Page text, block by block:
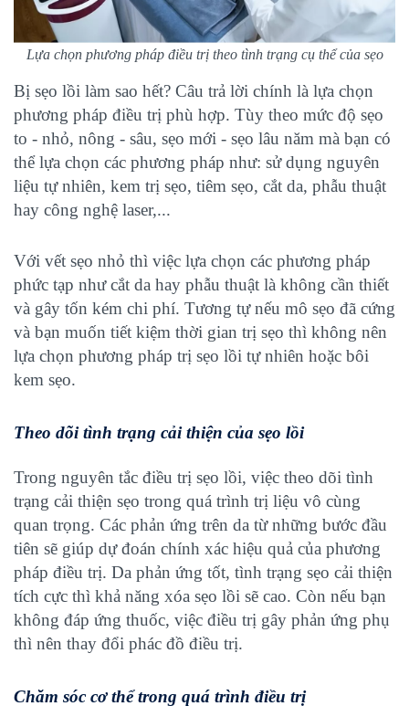
Lựa chọn phương pháp điều trị theo tình trạng cụ thể của sẹo
Bị sẹo lồi làm sao hết? Câu trả lời chính là lựa chọn
phương pháp điều trị phù hợp. Tùy theo mức độ sẹo
to - nhỏ, nông - sâu, sẹo mới - sẹo lâu năm mà bạn có
thể lựa chọn các phương pháp như: sử dụng nguyên
liệu tự nhiên, kem trị sẹo, tiêm sẹo, cắt da, phẫu thuật
hay công nghệ laser,...
Với vết sẹo nhỏ thì việc lựa chọn các phương pháp
phức tạp như cắt da hay phẫu thuật là không cần thiết
và gây tốn kém chi phí. Tương tự nếu mô sẹo đã cứng
và bạn muốn tiết kiệm thời gian trị sẹo thì không nên
lựa chọn phương pháp trị sẹo lồi tự nhiên hoặc bôi
kem sẹo.
Theo dõi tình trạng cải thiện của sẹo lồi
Trong nguyên tắc điều trị sẹo lồi, việc theo dõi tình
trạng cải thiện sẹo trong quá trình trị liệu vô cùng
quan trọng. Các phản ứng trên da từ những bước đầu
tiên sẽ giúp dự đoán chính xác hiệu quả của phương
pháp điều trị. Da phản ứng tốt, tình trạng sẹo cải thiện
tích cực thì khả năng xóa sẹo lồi sẽ cao. Còn nếu bạn
không đáp ứng thuốc, việc điều trị gây phản ứng phụ
thì nên thay đổi phác đồ điều trị.
Chăm sóc cơ thể trong quá trình điều trị